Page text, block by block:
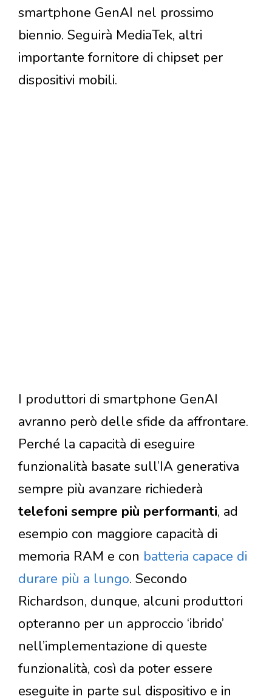
smartphone GenAI nel prossimo
biennio. Seguirà MediaTek, altri
importante fornitore di chipset per
dispositivi mobili.
I produttori di smartphone GenAI
avranno però delle sfide da affrontare.
Perché la capacità di eseguire
funzionalità basate sull’IA generativa
sempre più avanzare richiederà
telefoni sempre più performanti, ad
esempio con maggiore capacità di
memoria RAM e con batteria capace di
durare più a lungo. Secondo
Richardson, dunque, alcuni produttori
opteranno per un approccio ‘ibrido’
nell’implementazione di queste
funzionalità, così da poter essere
eseguite in parte sul dispositivo e in